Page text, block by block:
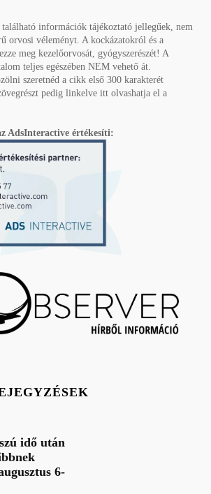
információk tájékoztató jellegűek, nem
orvosi véleményt. A kockázatokról és a
meg kezelőorvosát, gyógyszerészét! A
teljes egészében NEM vehető át.
szeretnéd a cikk első 300 karakterét
pedig linkelve itt olvashatja el a
AdsInteractive értékesíti:
idő után
6-